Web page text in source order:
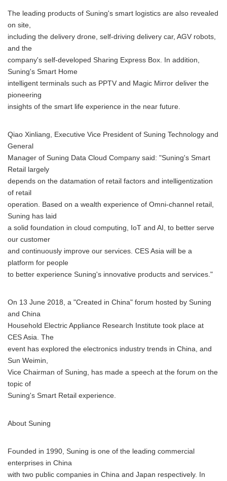
The leading products of Suning's smart logistics are also revealed
on site,
including the delivery drone, self-driving delivery car, AGV robots,
and the
company's self-developed Sharing Express Box. In addition,
Suning's Smart Home
intelligent terminals such as PPTV and Magic Mirror deliver the
pioneering
insights of the smart life experience in the near future.
Qiao Xinliang, Executive Vice President of Suning Technology and
General
Manager of Suning Data Cloud Company said: "Suning's Smart
Retail largely
depends on the datamation of retail factors and intelligentization
of retail
operation. Based on a wealth experience of Omni-channel retail,
Suning has laid
a solid foundation in cloud computing, IoT and AI, to better serve
our customer
and continuously improve our services. CES Asia will be a
platform for people
to better experience Suning's innovative products and services."
On 13 June 2018, a "Created in China" forum hosted by Suning
and China
Household Electric Appliance Research Institute took place at
CES Asia. The
event has explored the electronics industry trends in China, and
Sun Weimin,
Vice Chairman of Suning, has made a speech at the forum on the
topic of
Suning's Smart Retail experience.
About Suning
Founded in 1990, Suning is one of the leading commercial
enterprises in China
with two public companies in China and Japan respectively. In